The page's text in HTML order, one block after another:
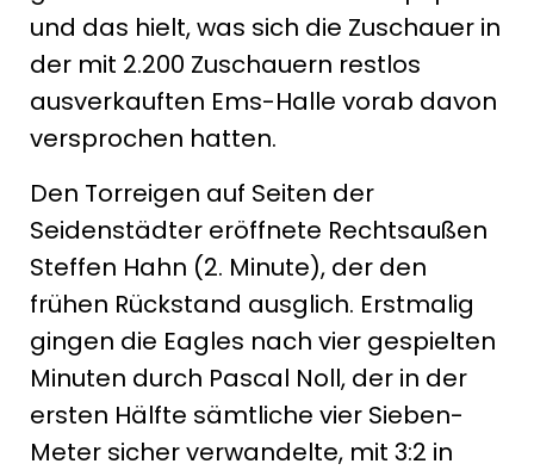
und das hielt, was sich die Zuschauer in
der mit 2.200 Zuschauern restlos
ausverkauften Ems-Halle vorab davon
versprochen hatten.
Den Torreigen auf Seiten der
Seidenstädter eröffnete Rechtsaußen
Steffen Hahn (2. Minute), der den
frühen Rückstand ausglich. Erstmalig
gingen die Eagles nach vier gespielten
Minuten durch Pascal Noll, der in der
ersten Hälfte sämtliche vier Sieben-
Meter sicher verwandelte, mit 3:2 in